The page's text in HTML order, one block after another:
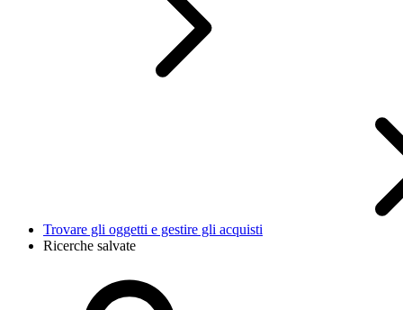
Trovare gli oggetti e gestire gli acquisti
Ricerche salvate